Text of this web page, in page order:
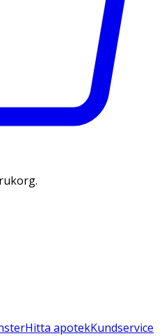
Hitta apotekKundservice